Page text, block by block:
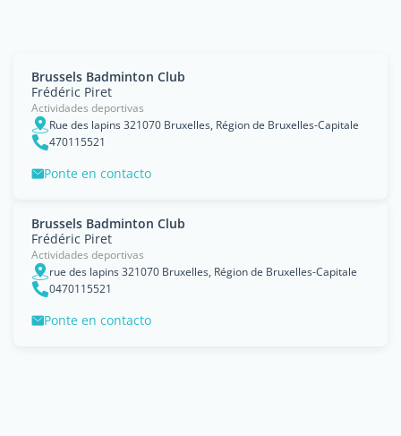
Brussels Badminton Club
Frédéric Piret
Actividades deportivas
Rue des lapins 321070 Bruxelles, Région de Bruxelles-Capitale
470115521
Ponte en contacto
Brussels Badminton Club
Frédéric Piret
Actividades deportivas
rue des lapins 321070 Bruxelles, Région de Bruxelles-Capitale
0470115521
Ponte en contacto